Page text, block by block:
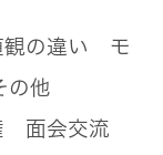
観の違い モ
の他
面会交流